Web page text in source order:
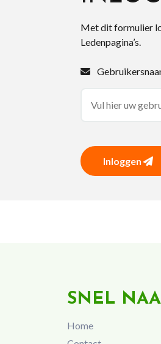
Met dit formulier
Ledenpagina’s.
Inloggen
SNEL
Home